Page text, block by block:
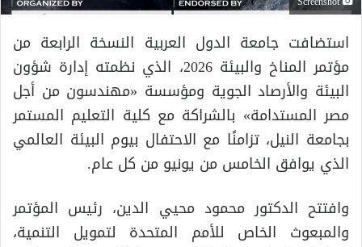
استضافت جامعة الدول العربية النسخة الرابعة من
مؤتمر المناخ والبيئة 2026، الذي نظمته إدارة شؤون
البيئة والأرصاد الجوية ومؤسسة «مهندسون من أجل
مصر المستدامة» بالشراكة مع كلية التعليم المستمر
بجامعة النيل، تزامنًا مع الاحتفال بيوم البيئة العالمي
الذي يوافق الخامس من يونيو من كل عام.
وافتتح الدكتور محمود محيي الدين، رئيس المؤتمر
والمبعوث الخاص للأمم المتحدة لتمويل التنمية،